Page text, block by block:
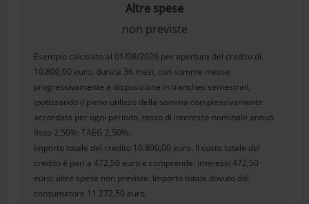
Altre spese
non previste
Esempio calcolato al 01/08/2026 per apertura del credito di
10.800,00 euro, durata 36 mesi, con somme messe
progressivamente a disposizione in tranches semestrali,
ipotizzando il pieno utilizzo della somma complessivamente
accordata per ogni periodo, tasso di interesse nominale annuo
fisso 2,50%; TAEG 2,50%.
Importo totale del credito 10.800,00 euro. Il costo totale del
credito è pari a 472,50 euro e comprende: interessi 472,50
euro; altre spese non previste. Importo totale dovuto dal
consumatore 11.272,50 euro.